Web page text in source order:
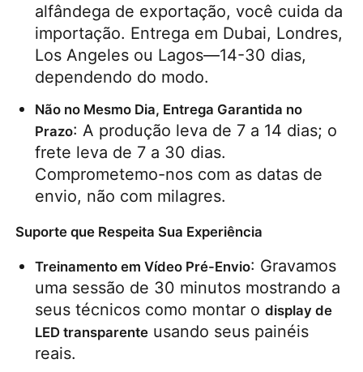
alfândega de exportação, você cuida da
importação. Entrega em Dubai, Londres,
Los Angeles ou Lagos—14-30 dias,
dependendo do modo.
Não no Mesmo Dia, Entrega Garantida no
Prazo: A produção leva de 7 a 14 dias; o
frete leva de 7 a 30 dias.
Comprometemo-nos com as datas de
envio, não com milagres.
Suporte que Respeita Sua Experiência
Treinamento em Vídeo Pré-Envio: Gravamos
uma sessão de 30 minutos mostrando a
seus técnicos como montar o display de
LED transparente usando seus painéis
reais.